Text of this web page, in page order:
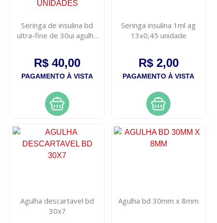
Seringa de insulina bd
ultra-fine de 30ui agulha
R$ 40,00
PAGAMENTO À VISTA
Seringa insulina 1ml ag
13x0,45 unidade
R$ 2,00
PAGAMENTO À VISTA
Agulha descartavel bd
30x7
Agulha bd 30mm x 8mm